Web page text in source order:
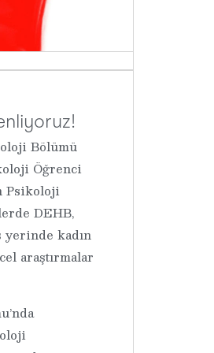
Bölümü
Öğrenci
Psikoloji
DEHB,
kadın
araştırmalar